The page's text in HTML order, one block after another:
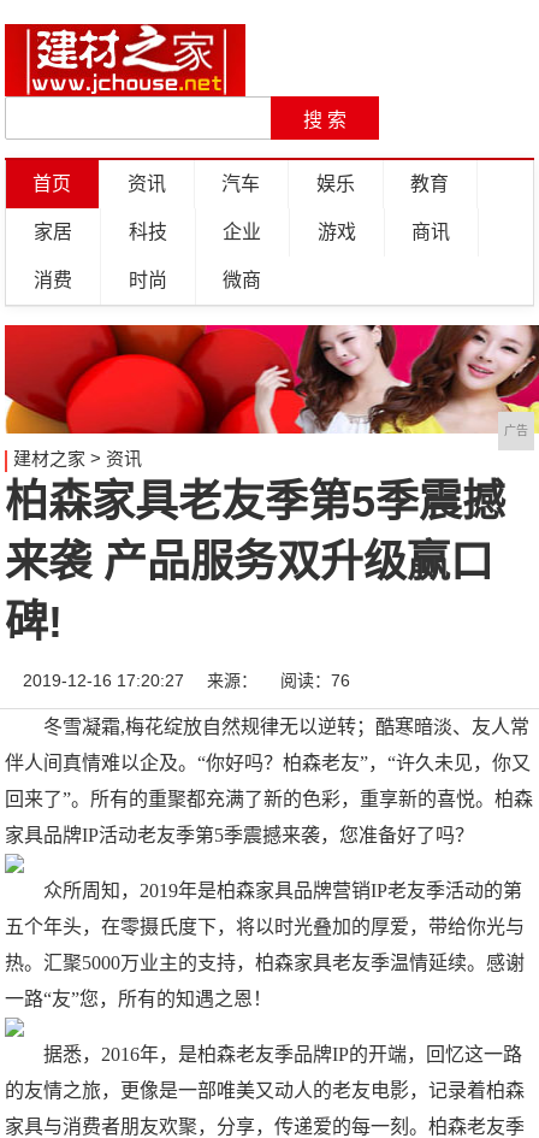
首页 资讯 汽车 娱乐 教育
家居 科技 企业 游戏 商讯
消费 时尚 微商
广告
建材之家 > 资讯
柏森家具老友季第5季震撼
来袭 产品服务双升级赢口
碑!
2019-12-16 17:20:27 来源： 阅读：76
冬雪凝霜,梅花绽放自然规律无以逆转；酷寒暗淡、友人常
伴人间真情难以企及。“你好吗？柏森老友”，“许久未见，你又
回来了”。所有的重聚都充满了新的色彩，重享新的喜悦。柏森
家具品牌IP活动老友季第5季震撼来袭，您准备好了吗？
众所周知，2019年是柏森家具品牌营销IP老友季活动的第
五个年头，在零摄氏度下，将以时光叠加的厚爱，带给你光与
热。汇聚5000万业主的支持，柏森家具老友季温情延续。感谢
一路“友”您，所有的知遇之恩！
据悉，2016年，是柏森老友季品牌IP的开端，回忆这一路
的友情之旅，更像是一部唯美又动人的老友电影，记录着柏森
家具与消费者朋友欢聚，分享，传递爱的每一刻。柏森老友季